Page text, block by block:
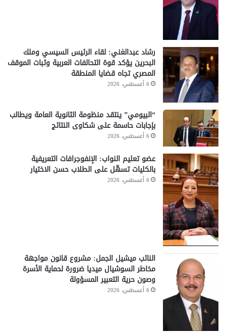
رشاد عبدالغني: لقاء الرئيس السيسي وملك
البحرين يؤكد قوة التحالفات العربية وثبات الموقف
المصري تجاه قضايا المنطقة
6 أغسطس، 2026
“البيومي” ينتقد منظومة الثانوية العامة ويطالب
بإجابات حاسمة على شكاوى النتائج
6 أغسطس، 2026
عضو تعليم النواب: الإنفوجرافات التعريفية
بالكليات تسهّل على الطلاب حسن الاختيار
6 أغسطس، 2026
النائب ميشيل الجمل: مشروع قانون مواجهة
مخاطر السوشيال ميديا ضرورة لحماية الأسرة
وصون حرية التعبير المسؤولة
6 أغسطس، 2026